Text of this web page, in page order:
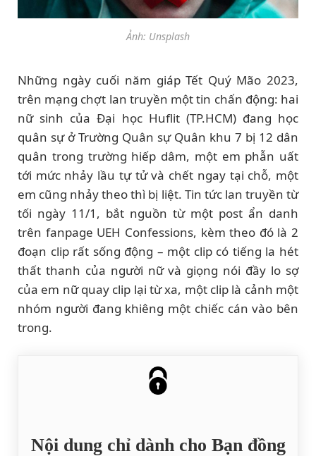
Ảnh: Unsplash
Những ngày cuối năm giáp Tết Quý Mão 2023,
trên mạng chợt lan truyền một tin chấn động: hai
nữ sinh của Đại học Huflit (TP.HCM) đang học
quân sự ở Trường Quân sự Quân khu 7 bị 12 dân
quân trong trường hiếp dâm, một em phẫn uất
tới mức nhảy lầu tự tử và chết ngay tại chỗ, một
em cũng nhảy theo thì bị liệt. Tin tức lan truyền từ
tối ngày 11/1, bắt nguồn từ một post ẩn danh
trên fanpage UEH Confessions, kèm theo đó là 2
đoạn clip rất sống động – một clip có tiếng la hét
thất thanh của người nữ và giọng nói đầy lo sợ
của em nữ quay clip lại từ xa, một clip là cảnh một
nhóm người đang khiêng một chiếc cán vào bên
trong.
Nội dung chỉ dành cho Bạn đồng